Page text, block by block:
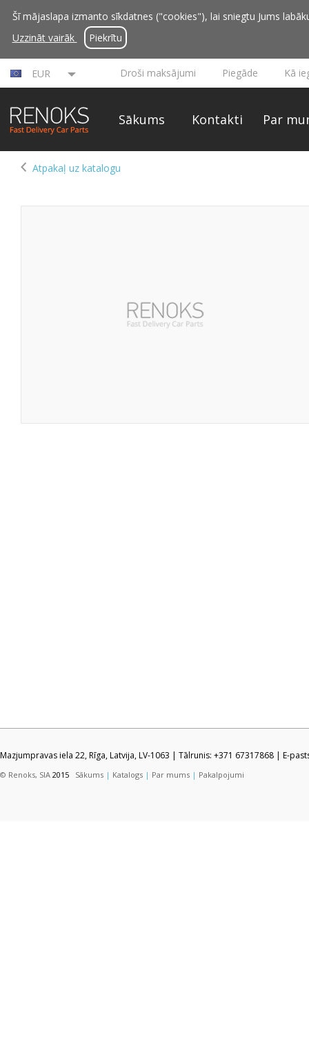
Šī mājaslapa izmanto sīkdatnes ("cookies"), lai sniegtu Jums
Uzzināt vairāk
Piekrītu
EUR Droši maksājumi Piegāde Kā
Sākums Kontakti Par
Atpakaļ uz katalogu
Mazjumpravas iela 22, Rīga, Latvija, LV-1063 | Tālrunis: +371 67317868 | E-
© Renoks, SIA 2015 Sākums | Katalogs | Par mums | Pakalpojumi